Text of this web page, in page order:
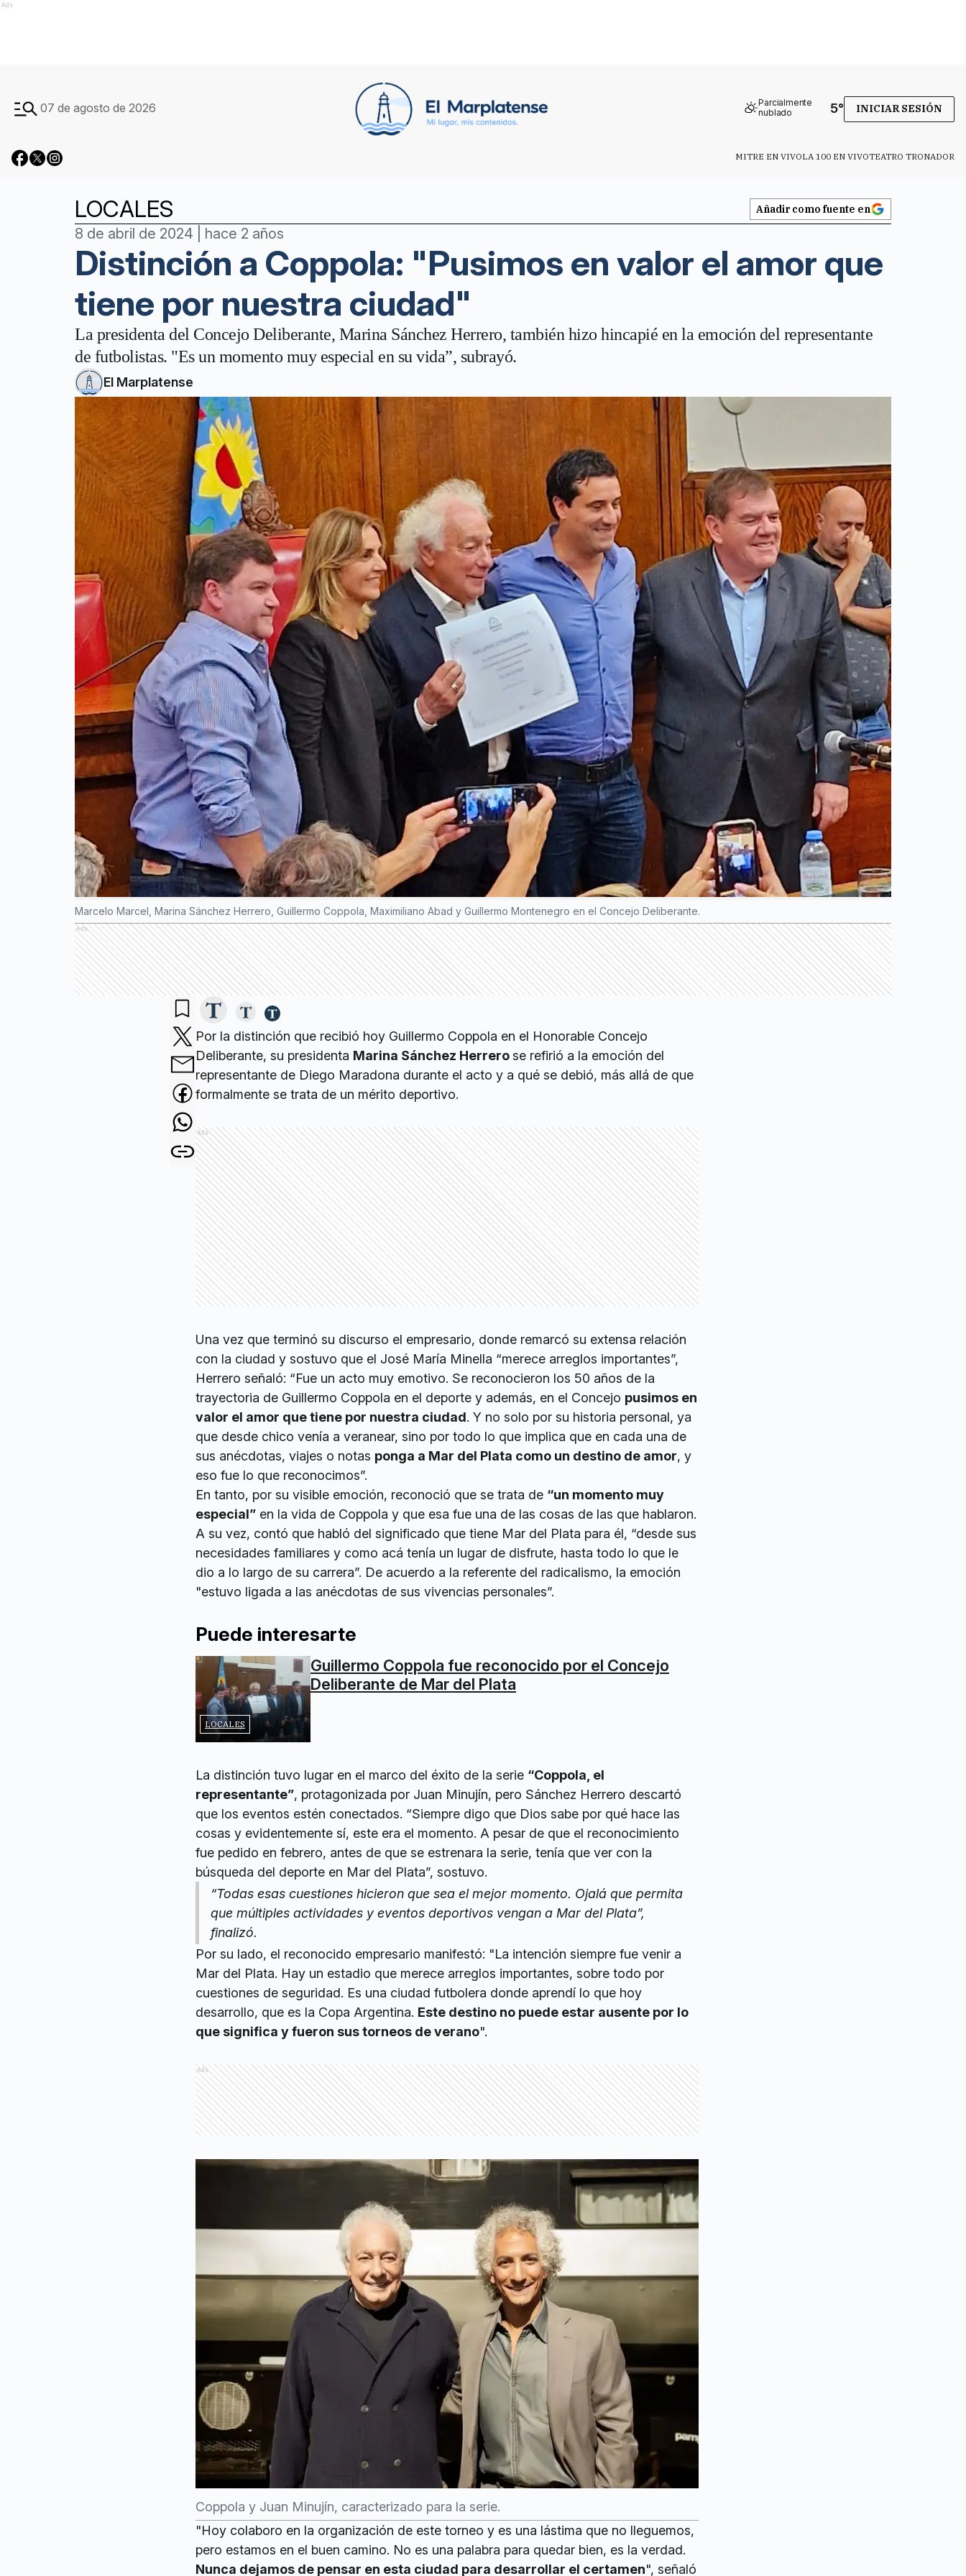
Ads
07 de agosto de 2026
Parcialmente
nublado
5° INICIAR SESIÓN
MITRE EN VIVOLA 100 EN VIVOTEATRO TRONADOR
LOCALES Añadir como fuente en
8 de abril de 2024 | hace 2 años
Distinción a Coppola: "Pusimos en valor el amor que
tiene por nuestra ciudad"
La presidenta del Concejo Deliberante, Marina Sánchez Herrero, también hizo hincapié en la emoción del representante
de futbolistas. "Es un momento muy especial en su vida”, subrayó.
El Marplatense
Marcelo Marcel, Marina Sánchez Herrero, Guillermo Coppola, Maximiliano Abad y Guillermo Montenegro en el Concejo Deliberante.
Ads
Por la distinción que recibió hoy Guillermo Coppola en el Honorable Concejo
Deliberante, su presidenta Marina Sánchez Herrerose refirió a la emoción del
representante de Diego Maradona durante el acto y a qué se debió, más allá de que
formalmente se trata de un mérito deportivo.
Ads
Una vez que terminó su discurso el empresario, donde remarcó su extensa relación
con la ciudad y sostuvo que el José María Minella “merece arreglos importantes”,
Herrero señaló: “Fue un acto muy emotivo. Se reconocieron los 50 años de la
trayectoria de Guillermo Coppola en el deporte y además, en el Concejo pusimos en
valor el amor que tiene por nuestra ciudad. Y no solo por su historia personal, ya
que desde chico venía a veranear, sino por todo lo que implica que en cada una de
sus anécdotas, viajes o notas ponga a Mar del Plata como un destino de amor, y
eso fue lo que reconocimos”.
En tanto, por su visible emoción, reconoció que se trata de “un momento muy
especial” en la vida de Coppola y que esa fue una de las cosas de las que hablaron.
A su vez, contó que habló del significado que tiene Mar del Plata para él, “desde sus
necesidades familiares y como acá tenía un lugar de disfrute, hasta todo lo que le
dio a lo largo de su carrera”. De acuerdo a la referente del radicalismo, la emoción
"estuvo ligada a las anécdotas de sus vivencias personales”.
Puede interesarte
LOCALES
Guillermo Coppola fue reconocido por el Concejo
Deliberante de Mar del Plata
La distinción tuvo lugar en el marco del éxito de la serie “Coppola, el
representante”, protagonizada por Juan Minujín, pero Sánchez Herrero descartó
que los eventos estén conectados. “Siempre digo que Dios sabe por qué hace las
cosas y evidentemente sí, este era el momento. A pesar de que el reconocimiento
fue pedido en febrero, antes de que se estrenara la serie, tenía que ver con la
búsqueda del deporte en Mar del Plata”, sostuvo.
“Todas esas cuestiones hicieron que sea el mejor momento. Ojalá que permita
que múltiples actividades y eventos deportivos vengan a Mar del Plata”,
finalizó.
Por su lado, el reconocido empresario manifestó: "La intención siempre fue venir a
Mar del Plata. Hay un estadio que merece arreglos importantes, sobre todo por
cuestiones de seguridad. Es una ciudad futbolera donde aprendí lo que hoy
desarrollo, que es la Copa Argentina. Este destino no puede estar ausente por lo
que significa y fueron sus torneos de verano".
Ads
Coppola y Juan Minujín, caracterizado para la serie.
"Hoy colaboro en la organización de este torneo y es una lástima que no lleguemos,
pero estamos en el buen camino. No es una palabra para quedar bien, es la verdad.
Nunca dejamos de pensar en esta ciudad para desarrollar el certamen", señaló